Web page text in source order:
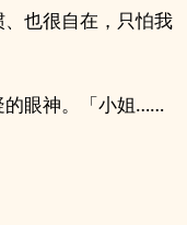
、也很自在，只怕我
的眼神。「小姐……